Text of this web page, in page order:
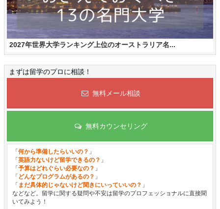
2027年世界大学ランキング上位のオーストラリア名...
まずは留学のプロに相談！
無料メール相談
無料カウンセリング
「 何から準備したらいいの？ 」
「 英語力ないけど留学できるの？ 」
「 予算はどれぐらい必要なの？ 」
「 どんなプログラムがあるの？ 」
「 まだ具体的じゃないけど聞きにいっていいの？ 」
などなど。留学に関する疑問や不安は留学のプロフェッショナルに直接聞
いてみよう！